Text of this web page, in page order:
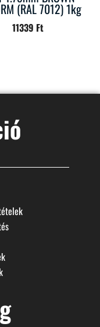
(RAL 7012) 1kg
11339 Ft